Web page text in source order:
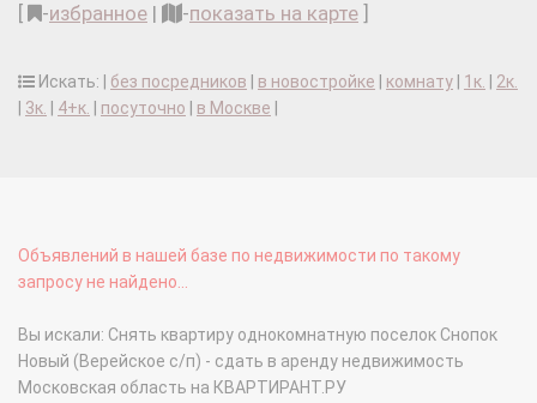
-избранное | -показать на карте
Искать: | без посредников в новостройке комнату 1к.
2к.
3к. 4+к. посуточно в Москве
Объявлений в нашей базе по недвижимости по такому
запросу не найдено...
Вы искали: Снять квартиру однокомнатную поселок Снопок
Новый (Верейское с/п) - сдать в аренду недвижимость
Московская область на КВАРТИРАНТ.РУ